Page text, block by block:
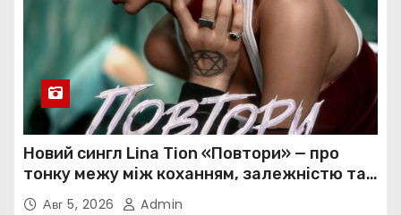
Новий сингл Lina Tion «Повтори» — про
тонку межу між коханням, залежністю та
нав’язливою прив’язаністю
Авг 5, 2026 Admin